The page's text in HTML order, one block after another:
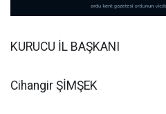
KURUCU İL BAŞKANI
Cihangir ŞİMŞEK